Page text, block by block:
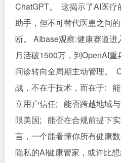
ChatGPT。 这揭示了AI医疗
助手，但不可替代医患之间
断。 AIbase观察:健康赛道
月活破1500万，到OpenAI
问诊转向全周期主动管理。
战，不在于技术，而在于:
立用户信任; 能否跨越地域
限美国; 能否在合规前提下
言，一个能看懂你所有健康
隐私的AI健康管家，或许比